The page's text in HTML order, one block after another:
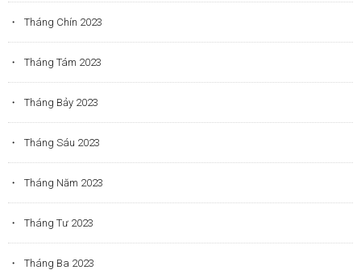
Tháng Chín 2023
Tháng Tám 2023
Tháng Bảy 2023
Tháng Sáu 2023
Tháng Năm 2023
Tháng Tư 2023
Tháng Ba 2023